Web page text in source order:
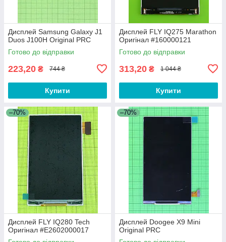
Дисплей Samsung Galaxy J1
Duos J100H Original PRC
Готово до відправки
223,20 ₴ 744 ₴
Купити
Дисплей FLY IQ275 Marathon
Оригінал #160000121
Готово до відправки
313,20 ₴ 1 044 ₴
Купити
–70%
Дисплей FLY IQ280 Tech
Оригінал #E2602000017
–70%
Дисплей Doogee X9 Mini
Original PRC